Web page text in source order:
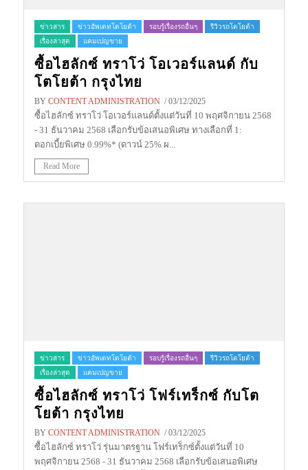
ข่าวสาร ข่าวอัพเดทโตโยต้า รอบรู้เรื่องรถอื่นๆ
รีวิวรถโตโยต้า
เรื่องล่าสุด
แคมเปญขาย
ซื้อไฮลักซ์ ทราโว่ โอเวอร์แลนด์ กับ
โตโยต้า กรุงไทย
BY CONTENT ADMINISTRATION / 03/12/2025
ซื้อไฮลักซ์ ทราโว่ โอเวอร์แลนด์ตั้งแต่วันที่ 10 พฤศจิกายน 2568
- 31 ธันวาคม 2568 เลือกรับข้อเสนอพิเศษ ทางเลือกที่ 1:
ดอกเบี้ยพิเศษ 0.99%* (ดาวน์ 25% ผ...
Read More
ข่าวสาร ข่าวอัพเดทโตโยต้า รอบรู้เรื่องรถอื่นๆ
รีวิวรถโตโยต้า
เรื่องล่าสุด
แคมเปญขาย
ซื้อไฮลักซ์ ทราโว่ โฟร์เทร็กซ์ กับโต
โยต้า กรุงไทย
BY CONTENT ADMINISTRATION / 03/12/2025
ซื้อไฮลักซ์ ทราโว่ รุ่นมาตรฐาน โฟร์เทร็กซ์ตั้งแต่วันที่ 10
พฤศจิกายน 2568 - 31 ธันวาคม 2568 เลือกรับข้อเสนอพิเศษ